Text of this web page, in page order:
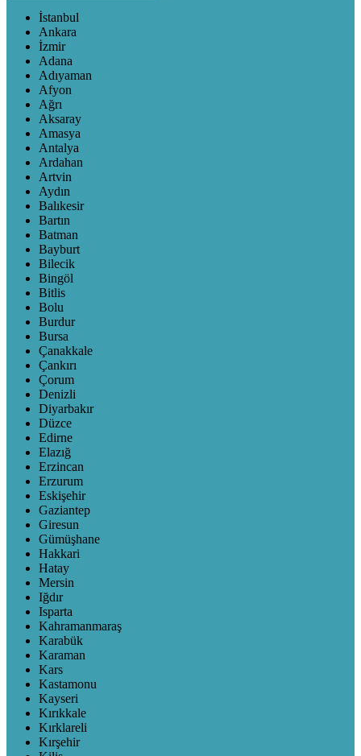
İstanbul
Ankara
İzmir
Adana
Adıyaman
Afyon
Ağrı
Aksaray
Amasya
Antalya
Ardahan
Artvin
Aydın
Balıkesir
Bartın
Batman
Bayburt
Bilecik
Bingöl
Bitlis
Bolu
Burdur
Bursa
Çanakkale
Çankırı
Çorum
Denizli
Diyarbakır
Düzce
Edirne
Elazığ
Erzincan
Erzurum
Eskişehir
Gaziantep
Giresun
Gümüşhane
Hakkari
Hatay
Mersin
Iğdır
Isparta
Kahramanmaraş
Karabük
Karaman
Kars
Kastamonu
Kayseri
Kırıkkale
Kırklareli
Kırşehir